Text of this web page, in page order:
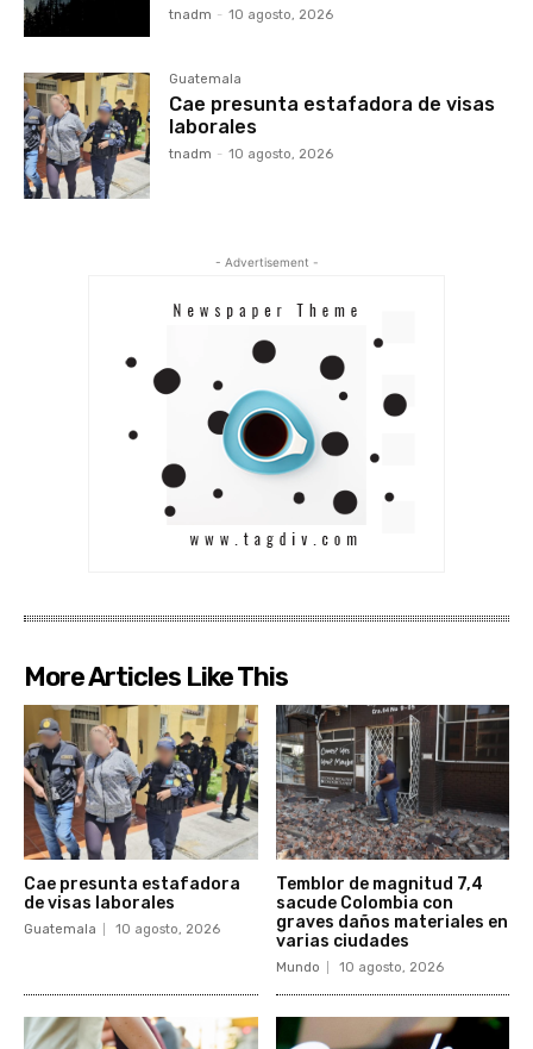
tnadm - 10 agosto, 2026
Guatemala
Cae presunta estafadora de visas
laborales
tnadm - 10 agosto, 2026
- Advertisement -
More Articles Like This
Cae presunta estafadora
de visas laborales
Guatemala 10 agosto, 2026
Temblor de magnitud 7,4
sacude Colombia con
graves daños materiales en
varias ciudades
Mundo 10 agosto, 2026